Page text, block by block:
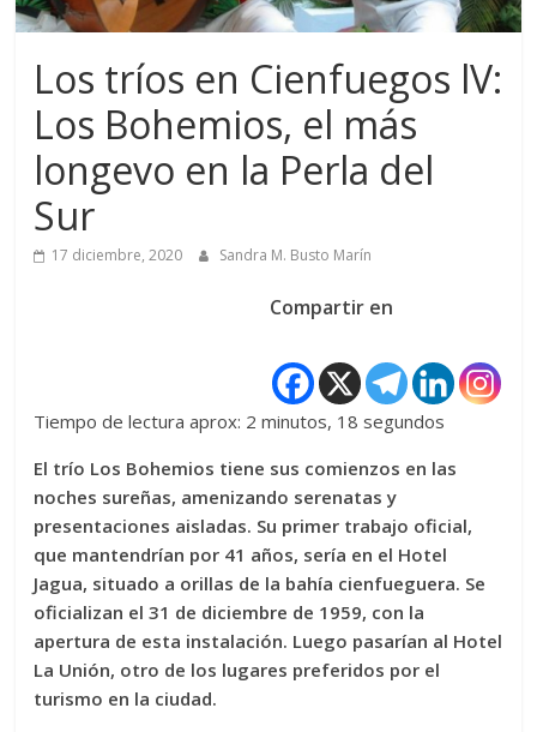
Los tríos en Cienfuegos lV:
Los Bohemios, el más
longevo en la Perla del
Sur
17 diciembre, 2020 Sandra M. Busto Marín
Compartir en
Tiempo de lectura aprox: 2 minutos, 18 segundos
El trío Los Bohemios tiene sus comienzos en las
noches sureñas, amenizando serenatas y
presentaciones aisladas. Su primer trabajo oficial,
que mantendrían por 41 años, sería en el Hotel
Jagua, situado a orillas de la bahía cienfueguera. Se
oficializan el 31 de diciembre de 1959, con la
apertura de esta instalación. Luego pasarían al Hotel
La Unión, otro de los lugares preferidos por el
turismo en la ciudad.